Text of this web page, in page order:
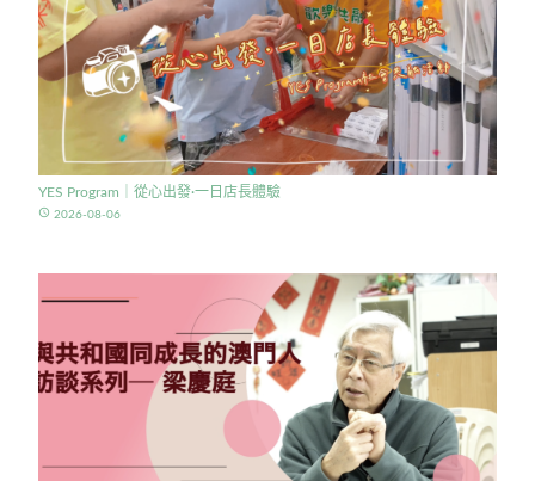
YES Program｜從心出發·一日店長體驗
access_time 2026-08-06